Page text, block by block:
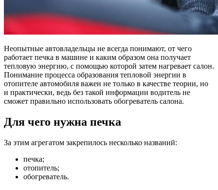
Неопытные автовладельцы не всегда понимают, от чего
работает печка в машине и каким образом она получает
тепловую энергию, с помощью которой затем нагревает салон.
Понимание процесса образования тепловой энергии в
отопителе автомобиля важен не только в качестве теории, но
и практически, ведь без такой информации водитель не
сможет правильно использовать обогреватель салона.
Для чего нужна печка
За этим агрегатом закрепилось несколько названий:
печка;
отопитель;
обогреватель.